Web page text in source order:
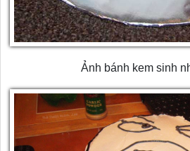
Ảnh bánh kem sinh